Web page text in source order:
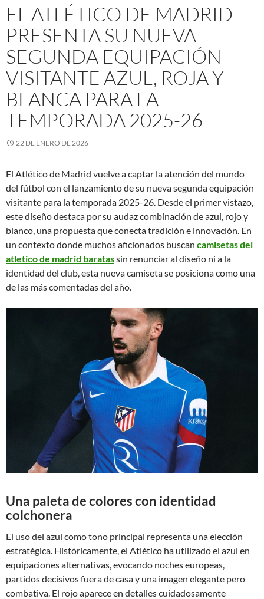
EL ATLÉTICO DE MADRID
PRESENTA SU NUEVA
SEGUNDA EQUIPACIÓN
VISITANTE AZUL, ROJA Y
BLANCA PARA LA
TEMPORADA 2025-26
22 DE ENERO DE 2026
El Atlético de Madrid vuelve a captar la atención del mundo
del fútbol con el lanzamiento de su nueva segunda equipación
visitante para la temporada 2025-26. Desde el primer vistazo,
este diseño destaca por su audaz combinación de azul, rojo y
blanco, una propuesta que conecta tradición e innovación. En
un contexto donde muchos aficionados buscan camisetas del
atletico de madrid baratassin renunciar al diseño ni a la
identidad del club, esta nueva camiseta se posiciona como una
de las más comentadas del año.
Una paleta de colores con identidad
colchonera
El uso del azul como tono principal representa una elección
estratégica. Históricamente, el Atlético ha utilizado el azul en
equipaciones alternativas, evocando noches europeas,
partidos decisivos fuera de casa y una imagen elegante pero
combativa. El rojo aparece en detalles cuidadosamente